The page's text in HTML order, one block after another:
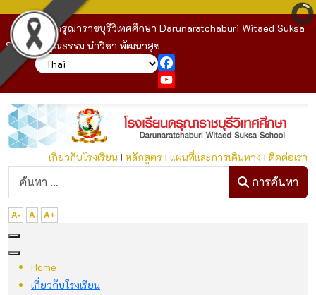
โรงเรียนดรุณาราชบุรีวิเทศศึกษา Darunaratchaburi Witaed Suksa
School : คุณธรรม นำวิชา พัฒนาสุข
YouTube
เกี่ยวกับโรงเรียนI หลักสูตรI แผนที่และการเดินทาง I ติดต่อเรา
ก
การค้นหา
A- A A+
Home
เกี่ยวกับโรงเรียน